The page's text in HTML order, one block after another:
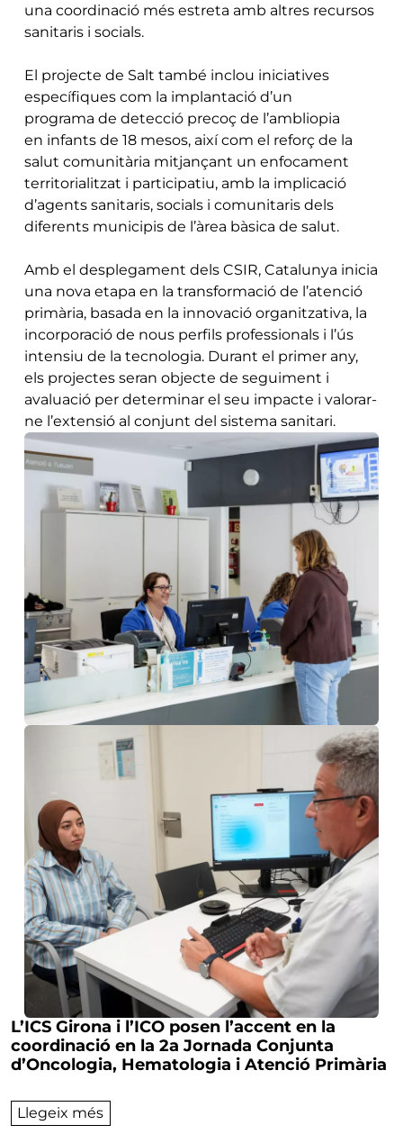
una coordinació més estreta amb altres recursos
sanitaris i socials.
El projecte de Salt també inclou iniciatives
específiques com la implantació d’un
programa de detecció precoç de l’ambliopia
en infants de 18 mesos, així com el reforç de la
salut comunitària mitjançant un enfocament
territorialitzat i participatiu, amb la implicació
d’agents sanitaris, socials i comunitaris dels
diferents municipis de l’àrea bàsica de salut.
Amb el desplegament dels CSIR, Catalunya inicia
una nova etapa en la transformació de l’atenció
primària, basada en la innovació organitzativa, la
incorporació de nous perfils professionals i l’ús
intensiu de la tecnologia. Durant el primer any,
els projectes seran objecte de seguiment i
avaluació per determinar el seu impacte i valorar-
ne l’extensió al conjunt del sistema sanitari.
L’ICS Girona i l’ICO posen l’accent en la
coordinació en la 2a Jornada Conjunta
d’Oncologia, Hematologia i Atenció Primària
Llegeix méssobre L’ICS Girona i l’ICO posen